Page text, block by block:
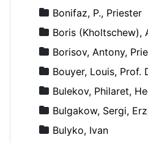
Bonifaz, P., Priester
Boris (Kholtschew),
Borisov, Antony,
Bouyer, Louis, Prof.
Bulekov, Philaret,
Bulgakow, Sergi,
Bulyko, Ivan